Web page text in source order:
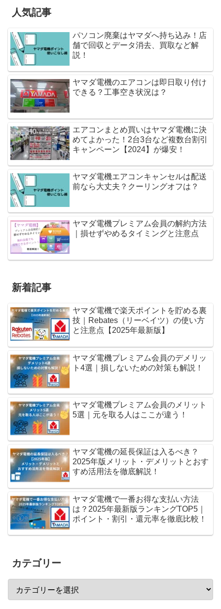
人気記事
パソコン廃棄はヤマダへ持ち込み！店
舗で回収とデータ消去、買取など解
説！
ヤマダ電機のエアコンは即日取り付け
できる？工事空き状況は？
エアコンまとめ買いはヤマダ電機に決
めてよかった！2台3台など複数台割引
キャンペーン【2024】が爆安！
ヤマダ電機エアコンキャンセルは配送
前なら大丈夫？クーリングオフは？
ヤマダ電機プレミアム会員の解約方法
｜損せずやめるタイミングと注意点
新着記事
ヤマダ電機で楽天ポイントを貯める裏
技｜Rebates（リーベイツ）の使い方
と注意点【2025年最新版】
ヤマダ電機プレミアム会員のデメリッ
ト4選｜損しないための対策も解説！
ヤマダ電機プレミアム会員のメリット
5選｜元を取る人はここが違う！
ヤマダ電機の延長保証は入るべき？
2025年版メリット・デメリットとおす
すめ活用法を徹底解説！
ヤマダ電機で一番お得な支払い方法
は？2025年最新版ランキングTOP5｜
ポイント・割引・還元率を徹底比較！
カテゴリー